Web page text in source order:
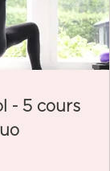
- 5 cours